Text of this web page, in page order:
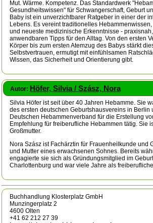
Mut. Wärme. Kompetenz. Das Standardwerk
Gesundheitswissen" für Schwangerschaft, Geburt
Baby ist ein unverzichtbarer Ratgeber in einer der
Lebens. Es vereint traditionelles
und neueste medizinische Erkenntnisse -
anwendbaren Tipps für den Alltag. Von den ersten
Körper bis zum ersten Atemzug des Babys stärkt
Selbstvertrauen, ermutigt mit einfühlsamen
Wissen, das Sicherheit und Orientierung gibt.
Autor: Höfer, Silvia / Szász, Nora
Silvia Höfer ist seit über 40 Jahren Hebamme. Sie
des ersten deutschen Geburtshausvereins in Berlin
Deutschen Hebammenverband für die Erstellung
Empfehlung für freiberufliche Hebammen tätig. Sie
Großmutter.
Nora Szász ist Fachärztin für Frauenheilkunde und
und Mutter eines erwachsenen Sohnes. Bereits
engagierte sie sich als Gründungsmitglied im
Charlottenburg und war viele Jahre als
Buchhandlung Klosterplatz GmbH
Munzingerplatz 2
4600 Olten
+41 62 212 27 39